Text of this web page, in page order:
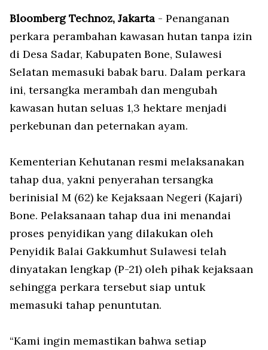
Bloomberg Technoz, Jakarta - Penanganan
perkara perambahan kawasan hutan tanpa izin
di Desa Sadar, Kabupaten Bone, Sulawesi
Selatan memasuki babak baru. Dalam perkara
ini, tersangka merambah dan mengubah
kawasan hutan seluas 1,3 hektare menjadi
perkebunan dan peternakan ayam.
Kementerian Kehutanan resmi melaksanakan
tahap dua, yakni penyerahan tersangka
berinisial M (62) ke Kejaksaan Negeri (Kajari)
Bone. Pelaksanaan tahap dua ini menandai
proses penyidikan yang dilakukan oleh
Penyidik Balai Gakkumhut Sulawesi telah
dinyatakan lengkap (P-21) oleh pihak kejaksaan
sehingga perkara tersebut siap untuk
memasuki tahap penuntutan.
“Kami ingin memastikan bahwa setiap